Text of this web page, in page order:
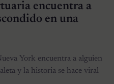
encuentra a
en una
York encuentra a alguien
y la historia se hace viral